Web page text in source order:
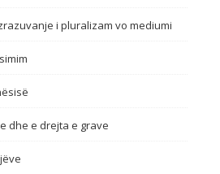
i pluralizam vo mediumi
dhe e drejta e grave